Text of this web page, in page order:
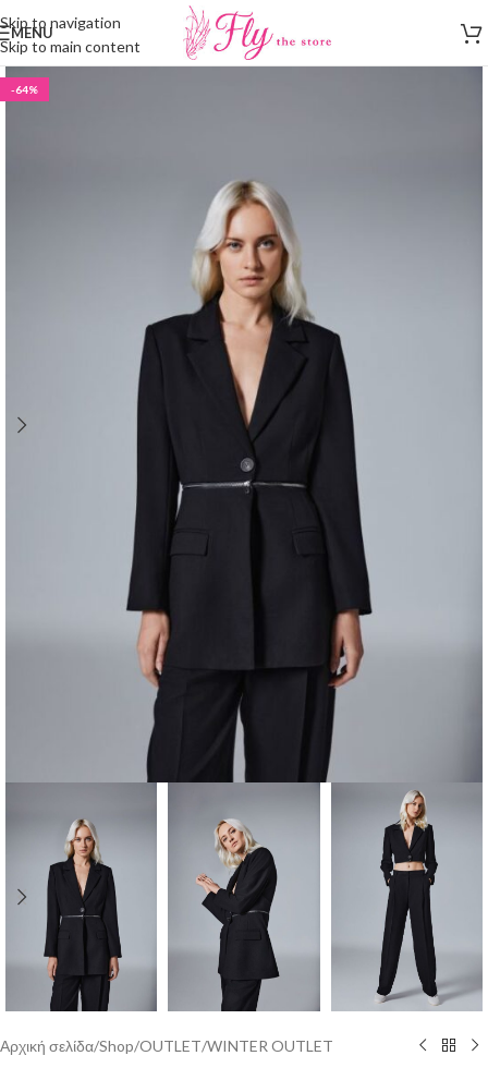
Skip to navigation
Skip to main content
MENU
-64%
Αρχική σελίδα/Shop/OUTLET/WINTER OUTLET